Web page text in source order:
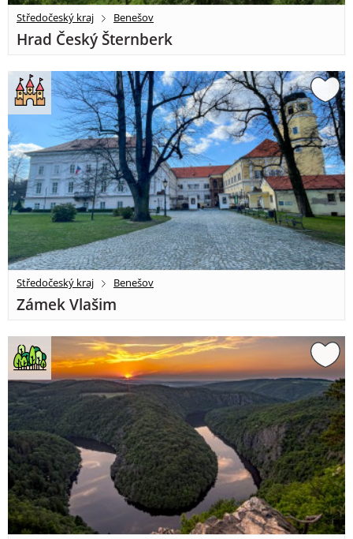
Středočeský kraj Benešov
Hrad Český Šternberk
Středočeský kraj Benešov
Zámek Vlašim